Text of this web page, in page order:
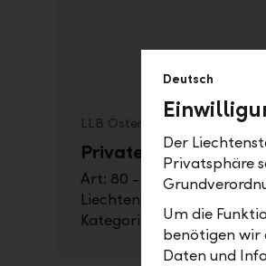
LLB Österreich
Private Banker:in
Art: 80 - 100% |
Liechtensteinische
Kategorie: Private Banking
Deutsch
Der
Privatsphäre
Um die
benötigen wir
Daten und